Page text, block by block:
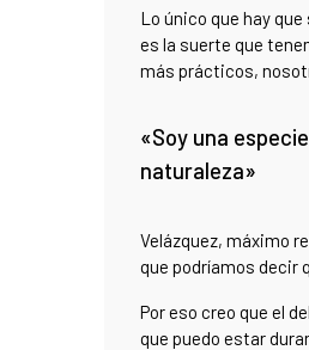
Lo único que hay
es la suerte que
más prácticos,
«Soy una
naturaleza»
Velázquez, máximo
que podríamos decir
Por eso creo que el
que puedo estar